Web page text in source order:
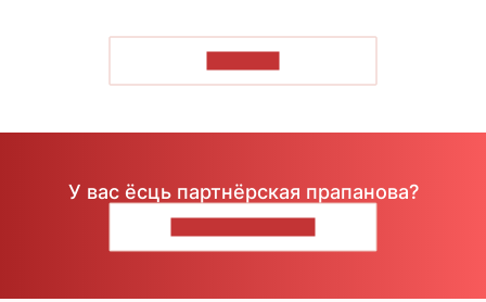
У вас ёсць партнёрская прапанова?